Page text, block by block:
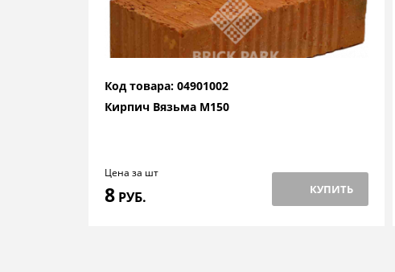
Код товара: 04901002
Кирпич Вязьма М150
Цена за шт
8 РУБ. КУПИТЬ